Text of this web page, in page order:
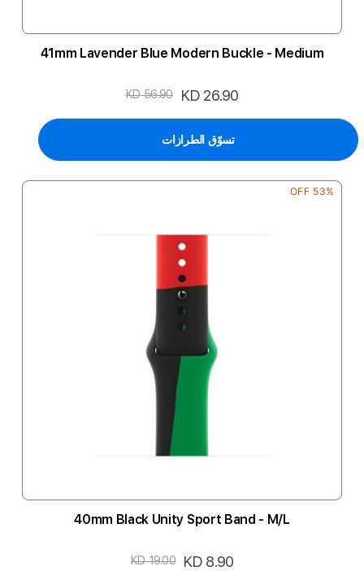
41mm Lavender Blue Modern Buckle - Medium
السعر
KD 26.90
KD 56.90
تسوّق الطرازات
53% OFF
40mm Black Unity Sport Band - M/L
السعر
KD 8.90
KD 19.00